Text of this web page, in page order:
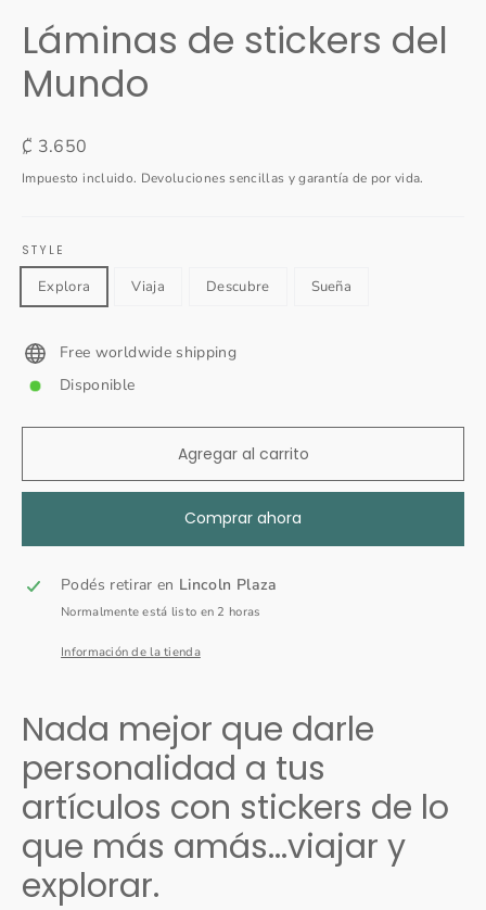
Láminas de stickers del
Mundo
Precio
habitual
₡ 3.650
Impuesto incluido. Devoluciones sencillas y garantía de por vida.
STYLE
Explora Viaja Descubre Sueña
Free worldwide shipping
Disponible
Agregar al carrito
Comprar ahora
Podés retirar en Lincoln Plaza
Normalmente está listo en 2 horas
Información de la tienda
Nada mejor que darle
personalidad a tus
artículos con stickers de lo
que más amás...viajar y
explorar.